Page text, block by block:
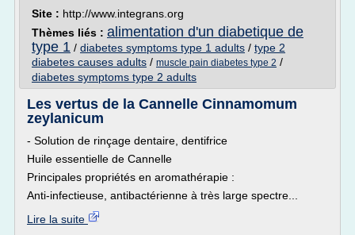
Site : http://www.integrans.org
Thèmes liés : alimentation d'un diabetique de
type 1 / diabetes symptoms type 1 adults / type 2
diabetes causes adults / muscle pain diabetes type 2 /
diabetes symptoms type 2 adults
Les vertus de la Cannelle Cinnamomum
zeylanicum
- Solution de rinçage dentaire, dentifrice
Huile essentielle de Cannelle
Principales propriétés en aromathérapie :
Anti-infectieuse, antibactérienne à très large spectre...
Lire la suite